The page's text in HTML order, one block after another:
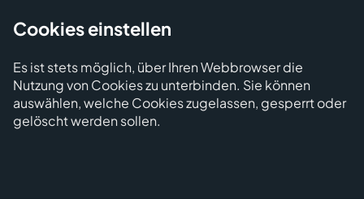
Cookies einstellen
Es ist stets möglich, über Ihren Webbrowser die
Nutzung von Cookies zu unterbinden. Sie können
auswählen, welche Cookies zugelassen, gesperrt oder
gelöscht werden sollen.